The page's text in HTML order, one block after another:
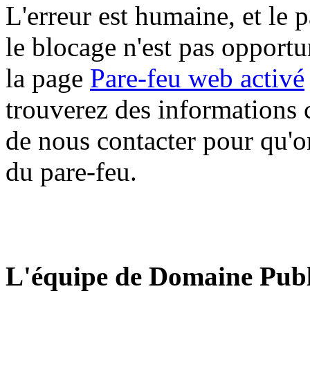
L'erreur est humaine, et le
le blocage n'est pas
la page Pare-feu web activé
trouverez des informations
de nous contacter pour
du pare-feu.
L'équipe de Domaine